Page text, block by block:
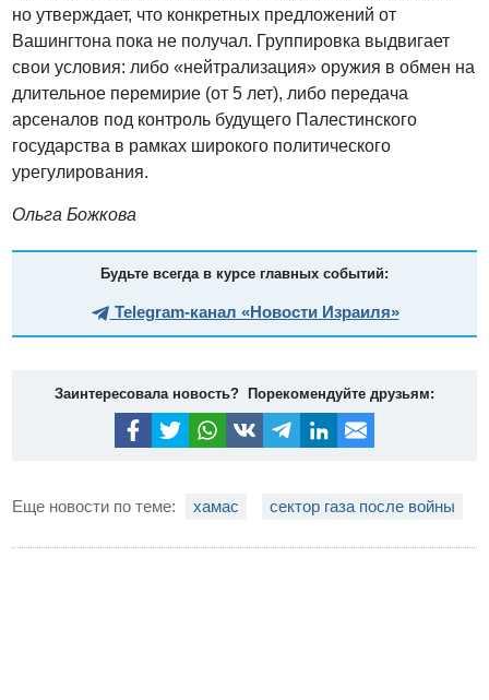
но утверждает, что конкретных предложений от
Вашингтона пока не получал. Группировка выдвигает
свои условия: либо «нейтрализация» оружия в обмен на
длительное перемирие (от 5 лет), либо передача
арсеналов под контроль будущего Палестинского
государства в рамках широкого политического
урегулирования.
Ольга Божкова
Будьте всегда в курсе главных событий:
Telegram-канал «Новости Израиля»
Заинтересовала новость? Порекомендуйте друзьям:
Еще новости по теме: хамас сектор газа после войны